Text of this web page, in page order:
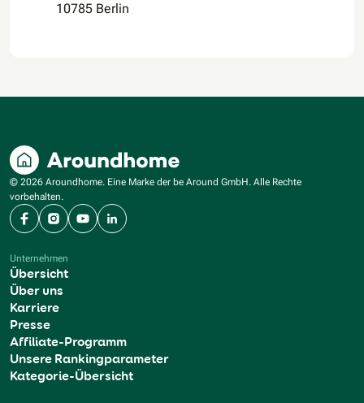
10785 Berlin
© 2026 Aroundhome. Eine Marke der be Around GmbH. Alle Rechte
vorbehalten.
FacebookInstagram
YouTubeLinkedIn
Unternehmen
Übersicht
Über uns
Karriere
Presse
Affiliate-Programm
Unsere Rankingparameter
Kategorie-Übersicht